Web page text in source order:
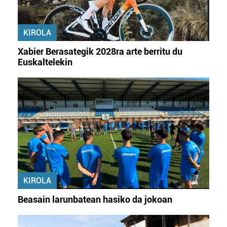
KIROLA
Xabier Berasategik 2028ra arte berritu du
Euskaltelekin
KIROLA
Beasain larunbatean hasiko da jokoan